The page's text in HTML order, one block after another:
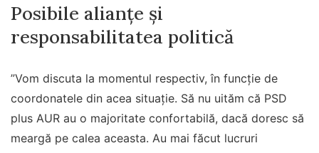
Posibile alianțe și
responsabilitatea politică
”Vom discuta la momentul respectiv, în funcţie de
coordonatele din acea situaţie. Să nu uităm că PSD
plus AUR au o majoritate confortabilă, dacă doresc să
meargă pe calea aceasta. Au mai făcut lucruri